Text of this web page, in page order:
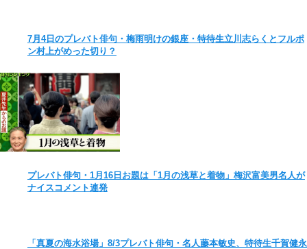
7月4日のプレバト俳句・梅雨明けの銀座・特待生立川志らくとフルポ
ン村上がめった切り？
プレバト俳句・1月16日お題は「1月の浅草と着物」梅沢富美男名人が
ナイスコメント連発
「真夏の海水浴場」8/3プレバト俳句・名人藤本敏史、特待生千賀健永